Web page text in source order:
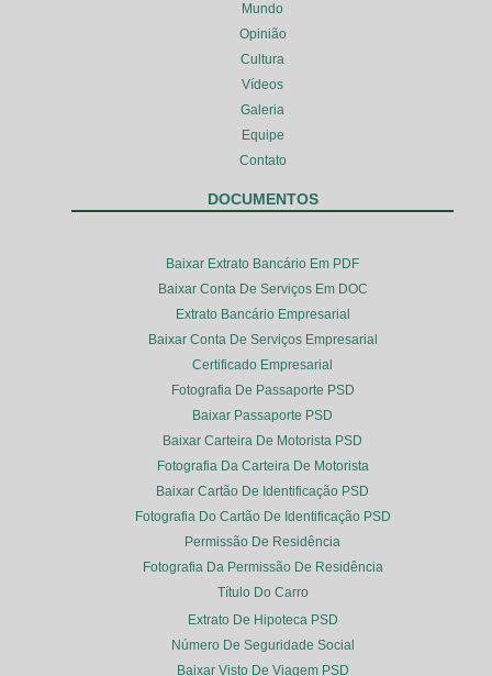
Mundo
Opinião
Cultura
Vídeos
Galeria
Equipe
Contato
DOCUMENTOS
Baixar Extrato Bancário Em PDF
Baixar Conta De Serviços Em DOC
Extrato Bancário Empresarial
Baixar Conta De Serviços Empresarial
Certificado Empresarial
Fotografia De Passaporte PSD
Baixar Passaporte PSD
Baixar Carteira De Motorista PSD
Fotografia Da Carteira De Motorista
Baixar Cartão De Identificação PSD
Fotografia Do Cartão De Identificação PSD
Permissão De Residência
Fotografia Da Permissão De Residência
Título Do Carro
Extrato De Hipoteca PSD
Número De Seguridade Social
Baixar Visto De Viagem PSD